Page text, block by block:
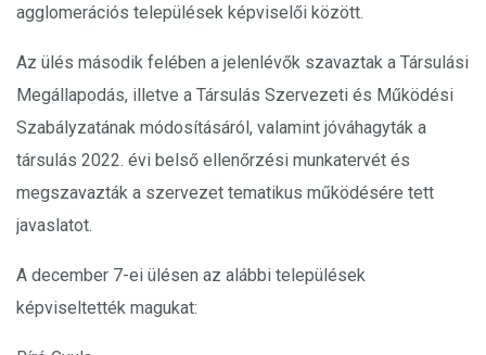
agglomerációs települések képviselői között.
Az ülés második felében a jelenlévők szavaztak a Társulási
Megállapodás, illetve a Társulás Szervezeti és Működési
Szabályzatának módosításáról, valamint jóváhagyták a
társulás 2022. évi belső ellenőrzési munkatervét és
megszavazták a szervezet tematikus működésére tett
javaslatot.
A december 7-ei ülésen az alábbi települések
képviseltették magukat: